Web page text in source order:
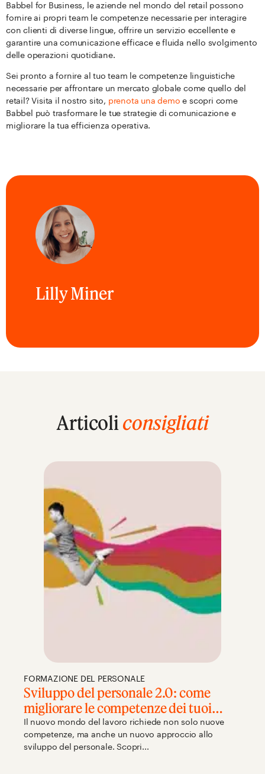
Babbel for Business, le aziende nel mondo del retail possono
fornire ai propri team le competenze necessarie per interagire
con clienti di diverse lingue, offrire un servizio eccellente e
garantire una comunicazione efficace e fluida nello svolgimento
delle operazioni quotidiane.
Sei pronto a fornire al tuo team le competenze linguistiche
necessarie per affrontare un mercato globale come quello del
retail? Visita il nostro sito, prenota una demo e scopri come
Babbel può trasformare le tue strategie di comunicazione e
migliorare la tua efficienza operativa.
Lilly Miner
Articoli consigliati
FORMAZIONE DEL PERSONALE
Sviluppo del personale 2.0: come
migliorare le competenze dei tuoi
dipendenti
Il nuovo mondo del lavoro richiede non solo nuove
competenze, ma anche un nuovo approccio allo
sviluppo del personale. Scopri...